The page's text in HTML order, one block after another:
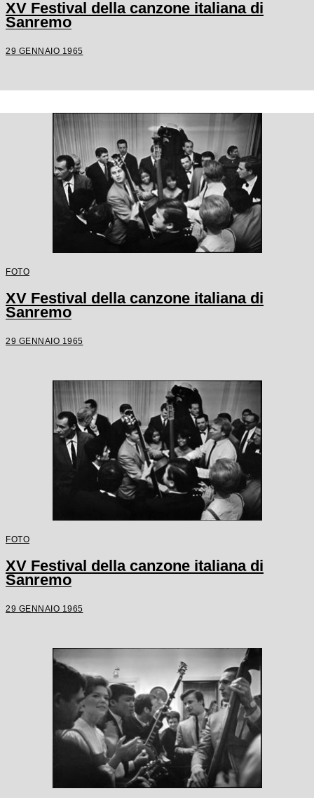
XV Festival della canzone italiana di
Sanremo
29 GENNAIO 1965
FOTO
XV Festival della canzone italiana di
Sanremo
29 GENNAIO 1965
FOTO
XV Festival della canzone italiana di
Sanremo
29 GENNAIO 1965